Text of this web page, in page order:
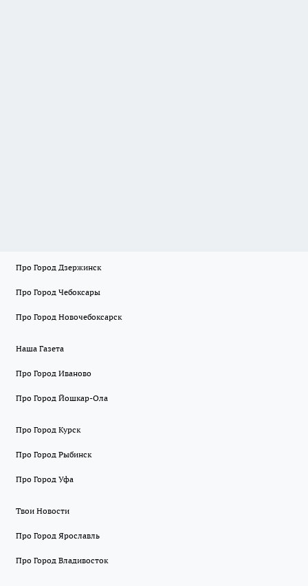
Про Город Дзержинск
Про Город Чебоксары
Про Город Новочебоксарск
Наша Газета
Про Город Иваново
Про Город Йошкар-Ола
Про Город Курск
Про Город Рыбинск
Про Город Уфа
Твои Новости
Про Город Ярославль
Про Город Владивосток